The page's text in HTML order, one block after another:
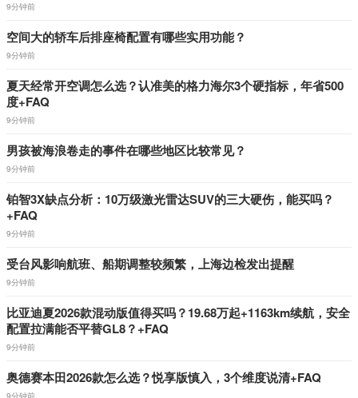
9分钟前
空间大的轿车后排座椅配置有哪些实用功能？
9分钟前
夏天经常开空调怎么选？认准美的格力海尔3个硬指标，年省500
度+FAQ
9分钟前
男孩被海浪卷走的事件在哪些地区比较常见？
9分钟前
铂智3X缺点分析：10万级激光雷达SUV的三大硬伤，能买吗？
+FAQ
9分钟前
受台风影响航班、船期调整较频繁，上海边检发出提醒
9分钟前
比亚迪夏2026款混动版值得买吗？19.68万起+1163km续航，安全
配置拉满能否平替GL8？+FAQ
9分钟前
奥德赛本田2026款怎么选？悦享版慎入，3个维度说清+FAQ
9分钟前